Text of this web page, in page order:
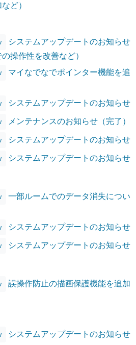
ど）
システムアップデートのお知らせ
操作性を改善など）
マイなでなでポインター機能を追
システムアップデートのお知らせ
メンテナンスのお知らせ（完了）
システムアップデートのお知らせ
システムアップデートのお知らせ
一部ルームでのデータ消失につい
システムアップデートのお知らせ
システムアップデートのお知らせ
誤操作防止の描画保護機能を追加
システムアップデートのお知らせ